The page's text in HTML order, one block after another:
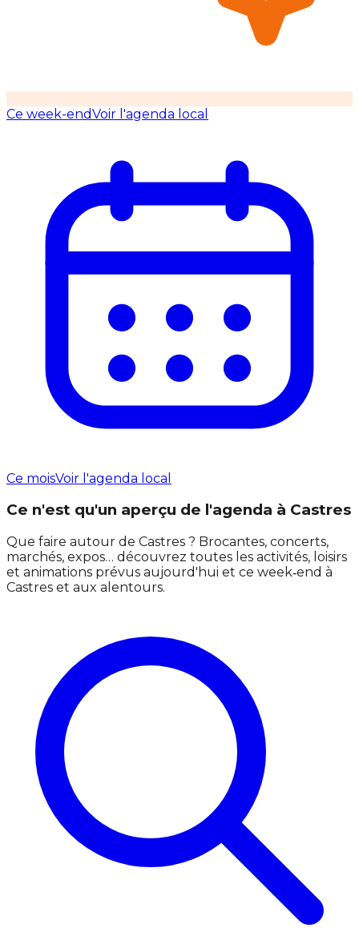
Ce week-endVoir l'agenda local
Ce moisVoir l'agenda local
Ce n'est qu'un aperçu de l'agenda à Castres
Que faire autour de Castres ? Brocantes, concerts,
marchés, expos… découvrez toutes les activités, loisirs
et animations prévus aujourd'hui et ce week‑end à
Castres et aux alentours.